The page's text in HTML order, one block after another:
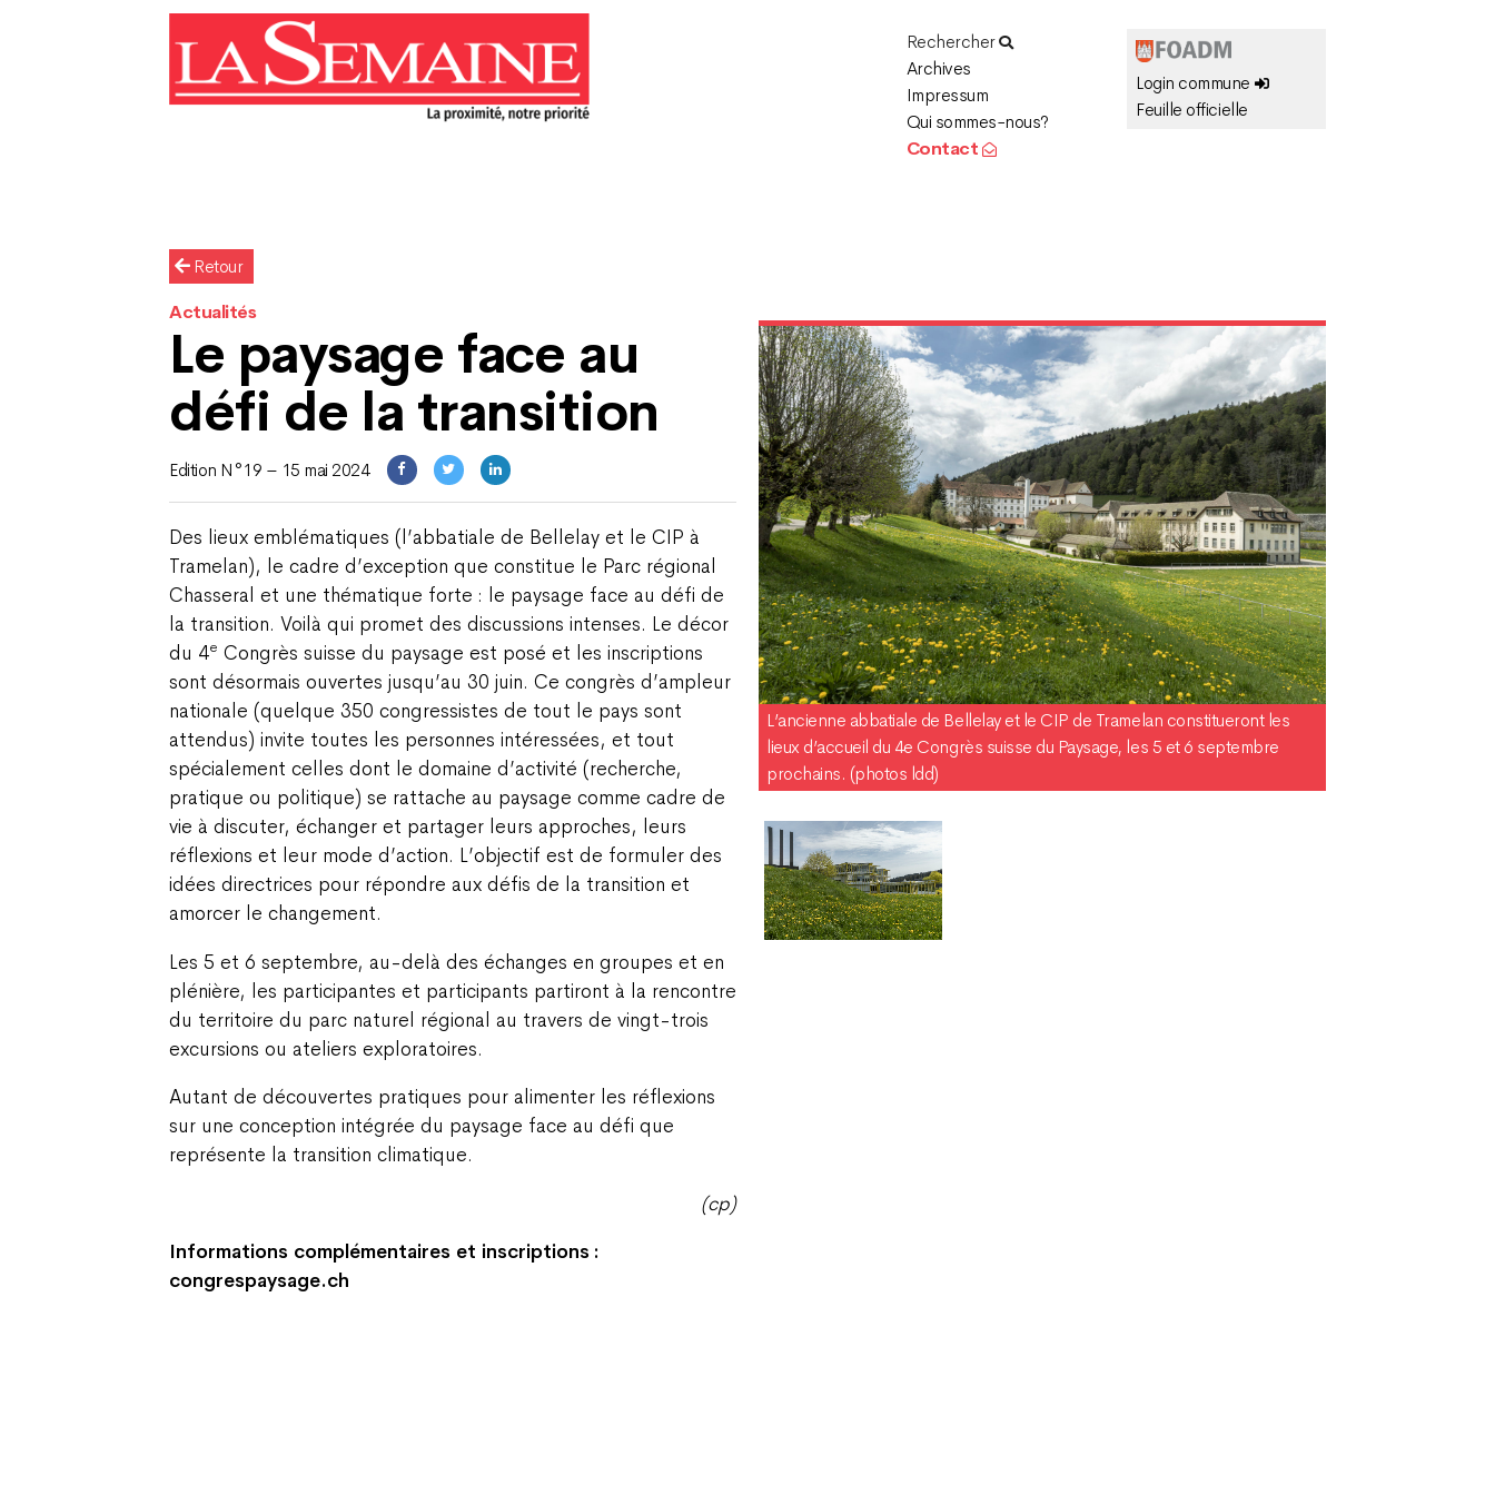
Rechercher
Archives
Impressum
Qui sommes-nous?
Contact
Login commune
Feuille officielle
Retour
Actualités
Le paysage face au
défi de la transition
Edition N°19 – 15 mai 2024
Des lieux emblématiques (l’abbatiale de Bellelay et le CIP à
Tramelan), le cadre d’exception que constitue le Parc régional
Chasseral et une thématique forte : le paysage face au défi de
la transition. Voilà qui promet des discussions intenses. Le décor
du 4e Congrès suisse du paysage est posé et les inscriptions
sont désormais ouvertes jusqu’au 30 juin. Ce congrès d’ampleur
nationale (quelque 350 congressistes de tout le pays sont
attendus) invite toutes les personnes intéressées, et tout
spécialement celles dont le domaine d’activité (recherche,
pratique ou politique) se rattache au paysage comme cadre de
vie à discuter, échanger et partager leurs approches, leurs
réflexions et leur mode d’action. L’objectif est de formuler des
idées directrices pour répondre aux défis de la transition et
amorcer le changement.
Les 5 et 6 septembre, au-delà des échanges en groupes et en
plénière, les participantes et participants partiront à la rencontre
du territoire du parc naturel régional au travers de vingt-trois
excursions ou ateliers exploratoires.
Autant de découvertes pratiques pour alimenter les réflexions
sur une conception intégrée du paysage face au défi que
représente la transition climatique.
(cp)
Informations complémentaires et inscriptions :
congrespaysage.ch
L’ancienne abbatiale de Bellelay et le CIP de Tramelan constitueront les
lieux d’accueil du 4e Congrès suisse du Paysage, les 5 et 6 septembre
prochains. (photos ldd)